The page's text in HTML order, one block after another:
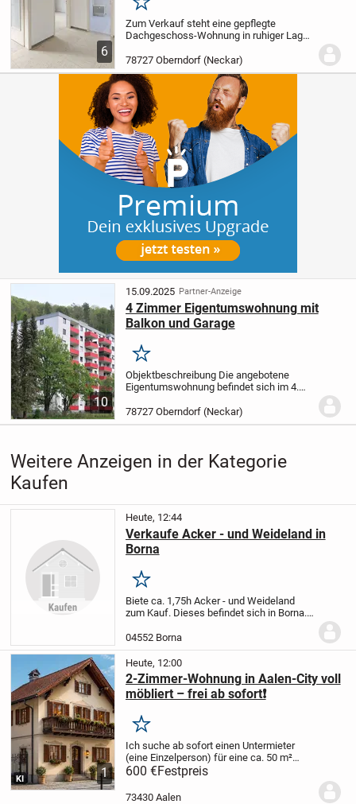
6
Merken
Zum Verkauf steht eine gepflegte
Dachgeschoss-Wohnung in ruhiger Lage
befindet sich in einem Mehrfamilienhaus
mit acht Einheitenund überzeugt durch
eine...
78727 Oberndorf (Neckar)
10
15.09.2025 Partner-Anzeige
4 Zimmer Eigentumswohnung mit
Balkon und Garage
Merken
Objektbeschreibung Die angebotene
Eigentumswohnung befindet sich im 4.
bestehend aus insgesamt 40
Wohneinheiten. Insgesamt bilden drei
78727 Oberndorf (Neckar)
Weitere Anzeigen in der Kategorie
Kaufen
Heute, 12:44
Verkaufe Acker - und Weideland in
Borna
Merken
Biete ca. 1,75h Acker - und Weideland
zum Kauf. Dieses befindet sich in Borna.
04552 Borna
1
KI
Heute, 12:00
2-Zimmer-Wohnung in Aalen-City voll
möbliert – frei ab sofort❗️
Merken
Ich suche ab sofort einen Untermieter
(eine Einzelperson) für eine ca. 50 m²
große, voll möblierte 2-Zimmer-
Dachgeschosswohnung in bester Lage
der Aalen-City.
600 €Festpreis
73430 Aalen